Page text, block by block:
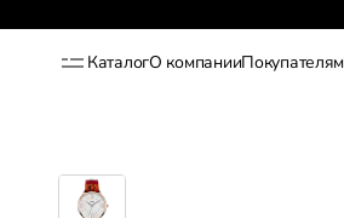
КаталогО компанииПокупателям